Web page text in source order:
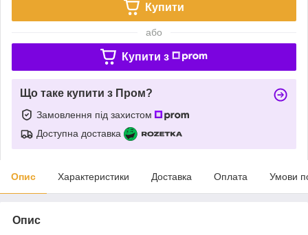
Купити
або
Купити з
Що таке купити з Пром?
Замовлення під захистом
Доступна доставка
Опис Характеристики Доставка Оплата Умови
Опис